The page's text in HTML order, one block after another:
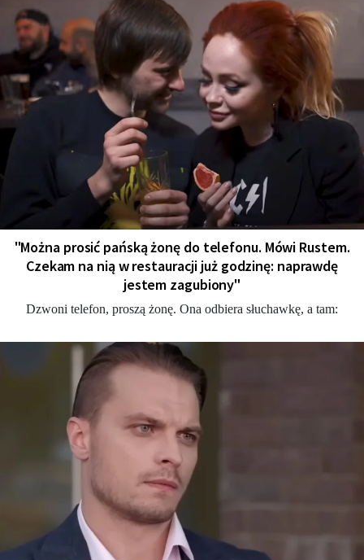
"Można prosić pańską żonę do telefonu. Mówi Rustem.
Czekam na nią w restauracji już godzinę: naprawdę
jestem zagubiony"
Dzwoni telefon, proszą żonę. Ona odbiera słuchawkę, a tam: